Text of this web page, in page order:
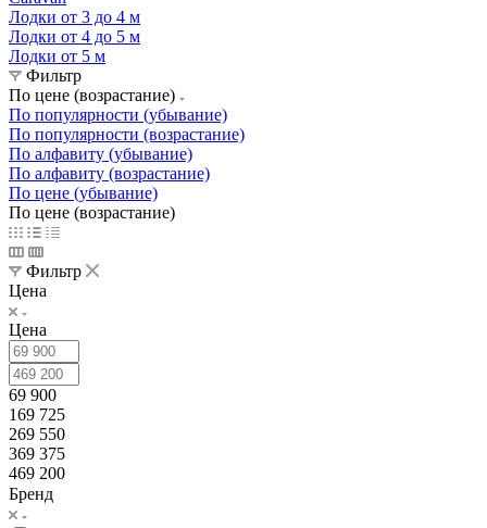
Лодки от 3 до 4 м
Лодки от 4 до 5 м
Лодки от 5 м
Фильтр
По цене (возрастание)
По популярности (убывание)
По популярности (возрастание)
По алфавиту (убывание)
По алфавиту (возрастание)
По цене (убывание)
По цене (возрастание)
Фильтр
Цена
Цена
69 900
169 725
269 550
369 375
469 200
Бренд